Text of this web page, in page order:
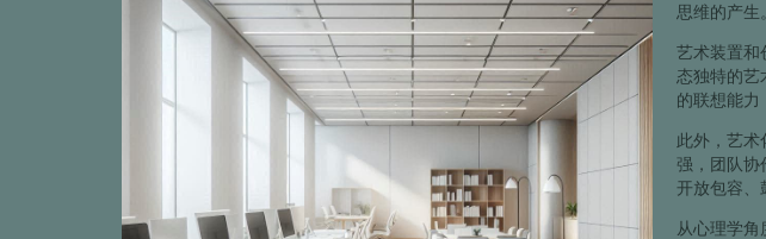
思维的产生。
艺术装置和
态独特的艺
的联想能力
此外，艺术
强，团队协
开放包容、
从心理学